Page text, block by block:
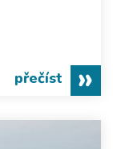
přečíst